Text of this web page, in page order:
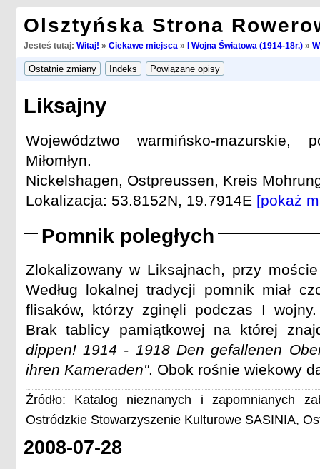
Olsztyńska Strona
Jesteś tutaj: Witaj! » Ciekawe miejsca » I Wojna Światowa (1914-18r.)»
Liksajny
Województwo warmińsko-mazurskie,
Miłomłyn.
Nickelshagen, Ostpreussen, Kreis
Lokalizacja: 53.8152N, 19.7914E [pokaż
Pomnik poległych
Zlokalizowany w Liksajnach, przy
Według lokalnej tradycji pomnik miał
flisaków, którzy zginęli podczas I
Brak tablicy pamiątkowej na której
dippen! 1914 - 1918 Den gefallenen
ihren Kameraden". Obok rośnie wiekowy
Źródło: Katalog nieznanych i zapomnianych
Ostródzkie Stowarzyszenie Kulturowe SASINIA,
2008-07-28